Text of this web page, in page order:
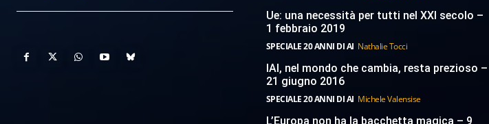
Ue: una necessità per tutti nel XXI secolo –
1 febbraio 2019
SPECIALE 20 ANNI DI AI Nathalie Tocci
IAI, nel mondo che cambia, resta prezioso –
21 giugno 2016
SPECIALE 20 ANNI DI AI Michele Valensise
L’Europa non ha la bacchetta magica – 9